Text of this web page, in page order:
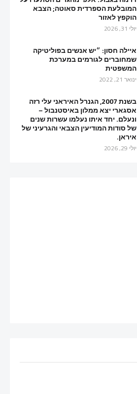
המובלעת הספרדית סאוטה; הצבא
הוקפץ לאזור
יולי 31, 2026
איילה חסון: ״יש אנשים בפוליטיקה
שמחוברים לגורמים במערכת
המשפטית
ינואר 21, 2022
בשנת 2007, הגנרל האיראני עלי רזה
אסגארי יצא ממלון באיסטנבול –
ונעלם. יחד איתו נעלמו עשרות שנים
של סודות המודיעין הצבאי והגרעיני של
איראן.
יולי 29, 2026